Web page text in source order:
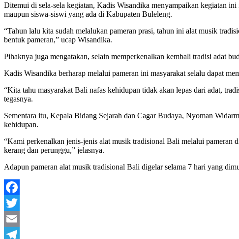
Ditemui di sela-sela kegiatan, Kadis Wisandika menyampaikan kegiatan
maupun siswa-siswi yang ada di Kabupaten Buleleng.
“Tahun lalu kita sudah melalukan pameran prasi, tahun ini alat musik
bentuk pameran,” ucap Wisandika.
Pihaknya juga mengatakan, selain memperkenalkan kembali tradisi adat
Kadis Wisandika berharap melalui pameran ini masyarakat selalu dapat
“Kita tahu masyarakat Bali nafas kehidupan tidak akan lepas dari adat,
tegasnya.
Sementara itu, Kepala Bidang Sejarah dan Cagar Budaya, Nyoman
kehidupan.
“Kami perkenalkan jenis-jenis alat musik tradisional Bali melalui pameran
kerang dan perunggu,” jelasnya.
Adapun pameran alat musik tradisional Bali digelar selama 7 hari yang
Facebook
Twitter
Email